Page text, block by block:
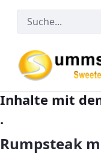
Zum Hauptinhalt
Inhalte mit
.
Rumpsteak